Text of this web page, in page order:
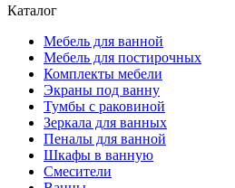
Каталог
Мебель для ванной
Мебель для постирочных
Комплекты мебели
Экраны под ванну
Тумбы с раковиной
Зеркала для ванных
Пеналы для ванной
Шкафы в ванную
Смесители